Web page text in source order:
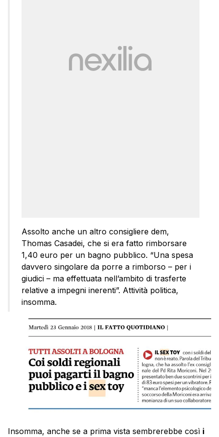
Assolto anche un altro consigliere dem,
Thomas Casadei, che si era fatto rimborsare
1,40 euro per un bagno pubblico. “Una spesa
davvero singolare da porre a rimborso – per i
giudici – ma effettuata nell’ambito di trasferte
relative a impegni inerenti”. Attività politica,
insomma.
Insomma, anche se a prima vista sembrerebbe così i